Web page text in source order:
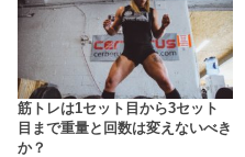
筋トレは1セット目から3セット
目まで重量と回数は変えないべき
か？